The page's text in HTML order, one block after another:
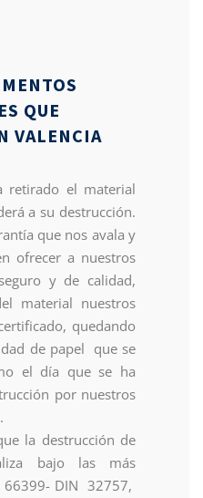
QUE
VALENCIA
retirado el material
a su destrucción.
que nos avala y
ofrecer a nuestros
y de calidad,
material nuestros
quedando
de papel que se
el día que se ha
por nuestros
la destrucción de
bajo las más
66399- DIN 32757,